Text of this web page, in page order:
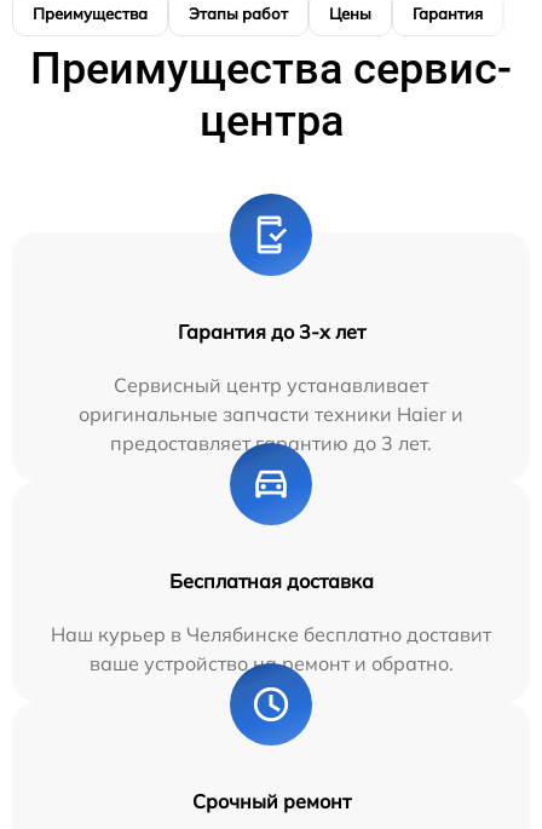
Преимущества Этапы работ Цены Гарантия
Преимущества сервис-
центра
Гарантия до 3-х лет
Сервисный центр устанавливает
оригинальные запчасти техники Haier и
предоставляет гарантию до 3 лет.
Бесплатная доставка
Наш курьер в Челябинске бесплатно доставит
ваше устройство на ремонт и обратно.
Срочный ремонт